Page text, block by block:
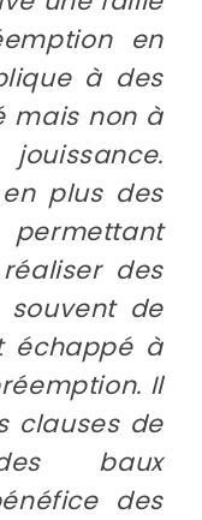
en
à des
mais non à
plus des
permettant
des
de
échappé à
Il
clauses de
baux
des